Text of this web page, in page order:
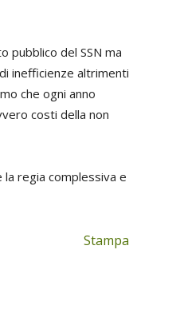
pubblico del SSN ma
inefficienze altrimenti
che ogni anno
costi della non
regia complessiva e
Stampa